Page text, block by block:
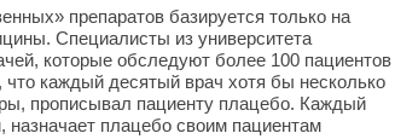
препаратов базируется только на
Специалисты из университета
которые обследуют более 100 пациентов
каждый десятый врач хотя бы несколько
прописывал пациенту плацебо. Каждый
назначает плацебо своим пациентам